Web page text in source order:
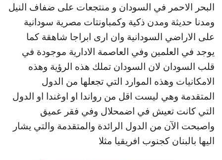
البحر الاحمر في السودان و منتجعات على ضفاف النيل
ومدنا حديثة ومدن ذكية وكمباونتات مصرية سودانية
على الاراضي السودانية وان ارى ابراجا شاهقة كما
يوجد في العلمين وفي العاصمة الادارية موجودة في
قلب السودان لان السودان تملك هذه الرؤية وهذه
الامكانيات وهذه الموارد التي تجعلها من الدول
المتقدمة وهي ليست اقل من رواندا او اوغندا او الدول
التي كانت تعيش في اضمحلال وفي فقر عميق
واصبحت الآن من الدول الرائدة والمتقدمة والتي يشار
اليها بالبنان كجنوب افريقيا مثلا